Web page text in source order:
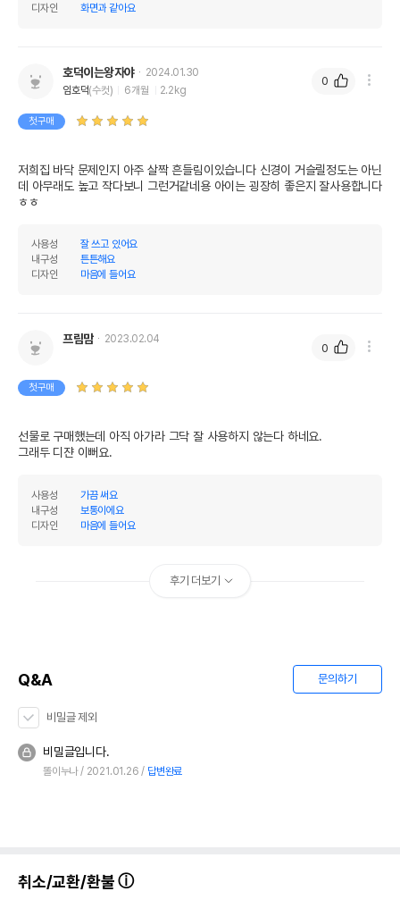
디자인
화면과 같아요
호덕이는왕자야
2024.01.30
임호덕(수컷) 6개월 2.2kg
첫구매
저희집 바닥 문제인지 아주 살짝 흔들림이있습니다 신경이 거슬릴정도는 아닌
데 아무래도 높고 작다보니 그런거같네용 아이는 굉장히 좋은지 잘사용합니다
ㅎㅎ
사용성
잘 쓰고 있어요
내구성
튼튼해요
디자인
마음에 들어요
0
프림맘 2023.02.04
첫구매
선물로 구매했는데 아직 아가라 그닥 잘 사용하지 않는다 하네요.
그래두 디쟌 이뻐요.
사용성
가끔 써요
내구성
보통이에요
디자인
마음에 들어요
0
후기 더보기
Q&A 문의하기
비밀글 제외
비밀글입니다.
똘이누나 2021.01.26 답변완료
취소/교환/환불